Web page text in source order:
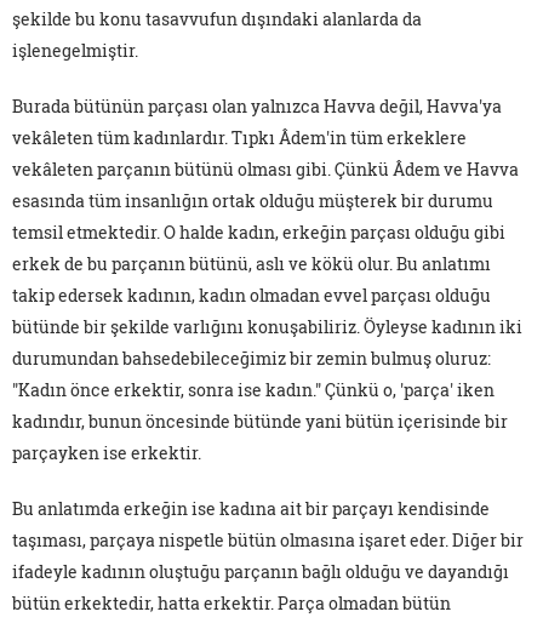
şekilde bu konu tasavvufun dışındaki alanlarda da
işlenegelmiştir.
Burada bütünün parçası olan yalnızca Havva değil, Havva'ya
vekâleten tüm kadınlardır. Tıpkı Âdem'in tüm erkeklere
vekâleten parçanın bütünü olması gibi. Çünkü Âdem ve Havva
esasında tüm insanlığın ortak olduğu müşterek bir durumu
temsil etmektedir. O halde kadın, erkeğin parçası olduğu gibi
erkek de bu parçanın bütünü, aslı ve kökü olur. Bu anlatımı
takip edersek kadının, kadın olmadan evvel parçası olduğu
bütünde bir şekilde varlığını konuşabiliriz. Öyleyse kadının iki
durumundan bahsedebileceğimiz bir zemin bulmuş oluruz:
"Kadın önce erkektir, sonra ise kadın." Çünkü o, 'parça' iken
kadındır, bunun öncesinde bütünde yani bütün içerisinde bir
parçayken ise erkektir.
Bu anlatımda erkeğin ise kadına ait bir parçayı kendisinde
taşıması, parçaya nispetle bütün olmasına işaret eder. Diğer bir
ifadeyle kadının oluştuğu parçanın bağlı olduğu ve dayandığı
bütün erkektedir, hatta erkektir. Parça olmadan bütün